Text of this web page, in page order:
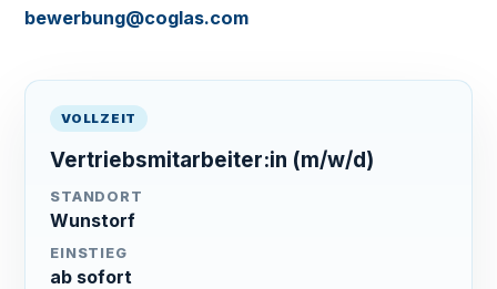
bewerbung@coglas.com
VOLLZEIT
Vertriebsmitarbeiter:in (m/w/d)
STANDORT
Wunstorf
EINSTIEG
ab sofort